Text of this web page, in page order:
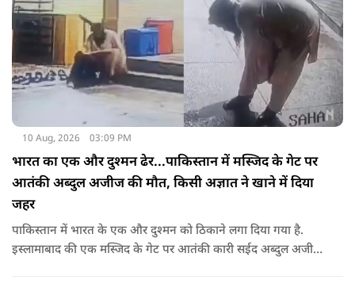
10 Aug, 2026 03:09 PM
भारत का एक और दुश्मन ढेर...पाकिस्तान में मस्जिद के गेट पर
आतंकी अब्दुल अजीज की मौत, किसी अज्ञात ने खाने में दिया
जहर
पाकिस्तान में भारत के एक और दुश्मन को ठिकाने लगा दिया गया है.
इस्लामाबाद की एक मस्जिद के गेट पर आतंकी कारी सईद अब्दुल अजीज